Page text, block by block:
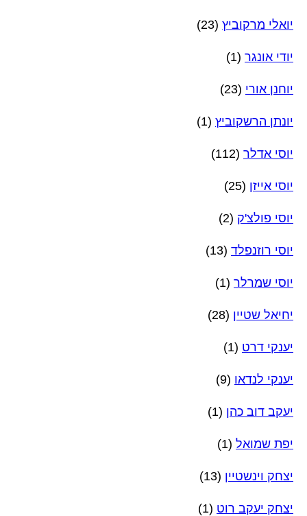
יואלי מרקוביץ (23)
יודי אונגר (1)
יוחנן אורי (23)
יונתן הרשקוביץ (1)
יוסי אדלר (112)
יוסי אייזן (25)
יוסי פולצ'ק (2)
יוסי רוזנפלד (13)
יוסי שמרלר (1)
יחיאל שטיין (28)
יענקי דרט (1)
יענקי לנדאו (9)
יעקב דוב כהן (1)
יפת שמואל (1)
יצחק וינשטיין (13)
יצחק יעקב רוט (1)